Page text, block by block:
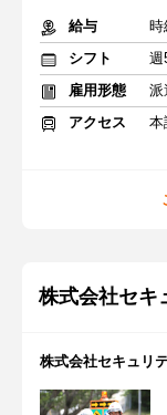
給与
時
シフト
週
雇用形態
派
アクセス
本
株式会社セキ
株式会社セキュリ